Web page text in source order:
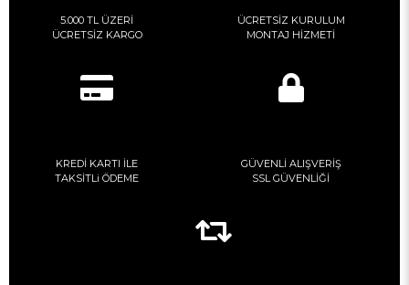
5.000 TL ÜZERİ
ÜCRETSİZ KARGO
ÜCRETSİZ KURULUM
MONTAJ HİZMETİ
KREDİ KARTI İLE
TAKSİTLi ÖDEME
GÜVENLİ ALIŞVERİŞ
SSL GÜVENLİĞİ